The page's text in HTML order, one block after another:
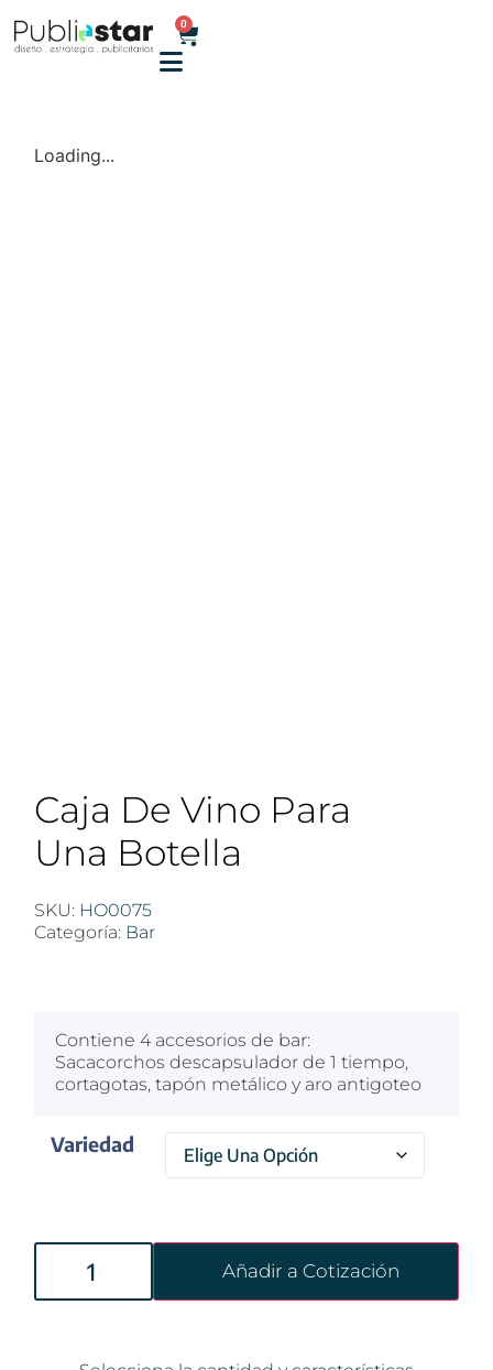
0
Loading...
Caja De Vino Para
Una Botella
SKU: HO0075
Categoría: Bar
Contiene 4 accesorios de bar:
Sacacorchos descapsulador de 1 tiempo,
cortagotas, tapón metálico y aro antigoteo
Variedad
Añadir a Cotización